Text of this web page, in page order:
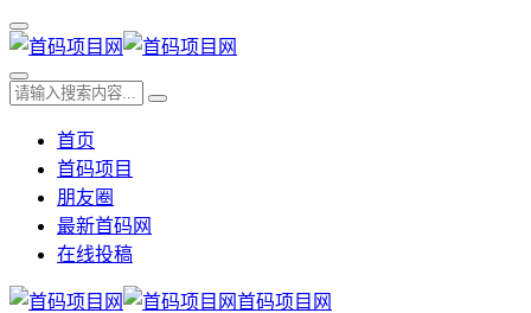
首页
首码项目
朋友圈
最新首码网
在线投稿
首码项目网